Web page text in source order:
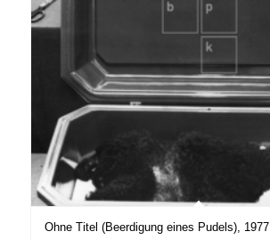
Ohne Titel (Beerdigung eines Pudels), 1977